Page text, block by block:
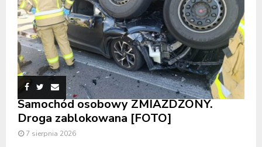
Samochód osobowy ZMIAŻDŻONY.
Droga zablokowana [FOTO]
7 sierpnia 2026